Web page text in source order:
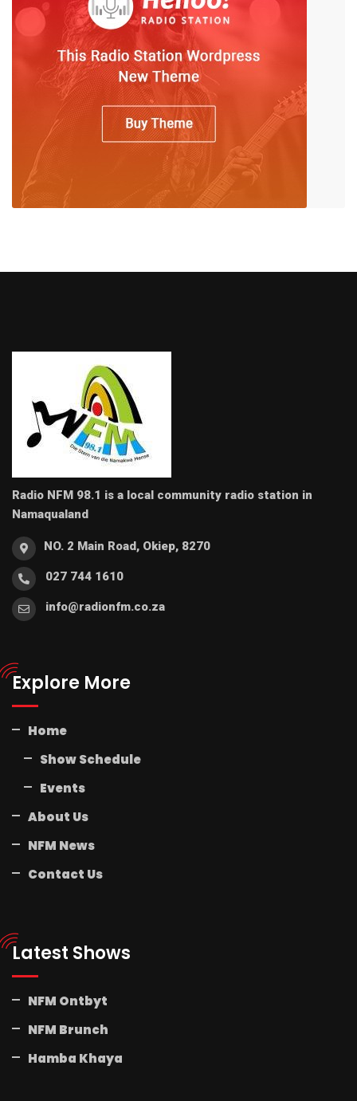
Radio NFM 98.1 is a local community radio station in
Namaqualand
NO. 2 Main Road, Okiep, 8270
027 744 1610
info@radionfm.co.za
Explore More
Home
Show Schedule
Events
About Us
NFM News
Contact Us
Latest Shows
NFM Ontbyt
NFM Brunch
Hamba Khaya